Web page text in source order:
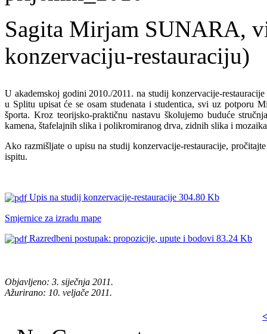
Sagita Mirjam SUNARA,
konzervaciju-restauraciju)
U akademskoj godini 2010./2011. na studij konzervacije-
u Splitu upisat će se osam studenata i studentica, svi uz potporu
športa. Kroz teorijsko-praktičnu nastavu školujemo buduće
kamena, štafelajnih slika i polikromiranog drva, zidnih slika i
Ako razmišljate o upisu na studij konzervacije-restauracije,
ispitu.
Upis na studij konzervacije-restauracije 304.80 Kb
Smjernice za izradu mape
Razredbeni postupak: propozicije, upute i bodovi 83.24 Kb
Objavljeno: 3. siječnja 2011.
Ažurirano: 10. veljače 2011.